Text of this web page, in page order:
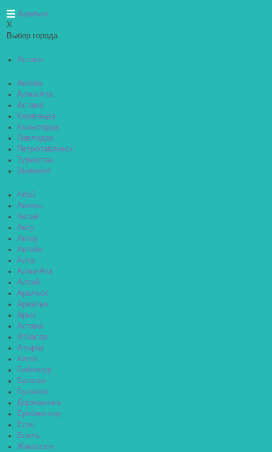
Аральск
X
Выбор города
Астана
Актобе
Алма-Ата
Астана
Караганда
Кызылорда
Павлодар
Петропавловск
Туркестан
Шымкент
Абай
Акколь
Аксай
Аксу
Актау
Актобе
Алга
Алма-Ата
Алтай
Аральск
Аркалык
Арыс
Астана
Атбасар
Атырау
Аягоз
Байконур
Балхаш
Булаево
Державинск
Ерейментау
Есик
Есиль
Жанаозен